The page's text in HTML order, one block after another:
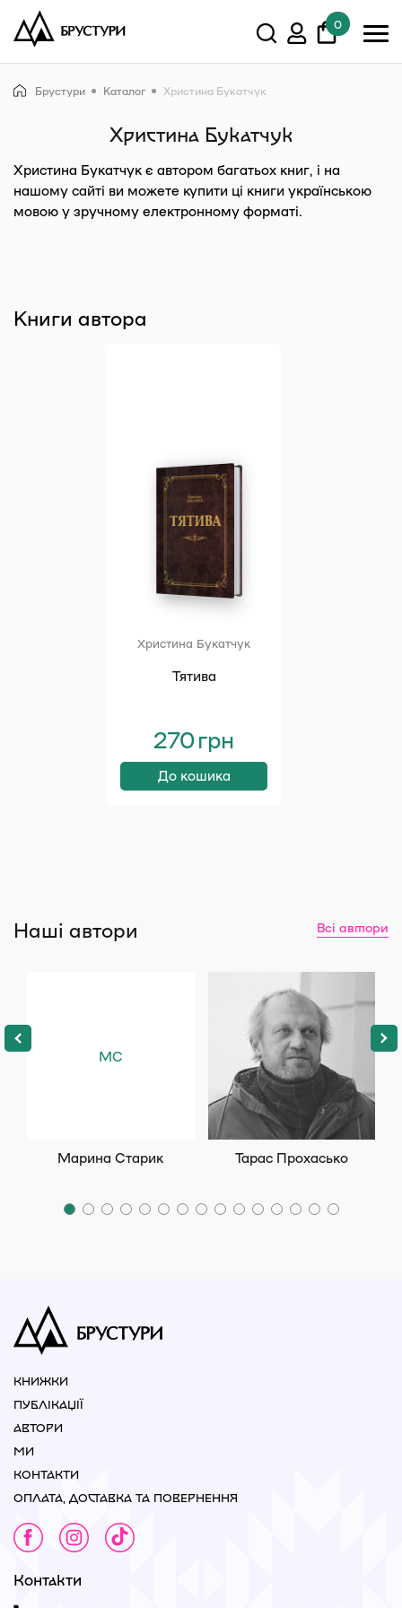
0
Брустури Каталог Христина Букатчук
Христина Букатчук
Христина Букатчук є автором багатьох книг, і на
нашому сайті ви можете купити ці книги українською
мовою у зручному електронному форматі.
Книги автора
Тятива
270грн
Христина Букатчук
До кошика
Наші автори Всі автори
МС
Марина Старик Тарас Прохасько
КНИЖКИ
ПУБЛІКАЦІЇ
АВТОРИ
МИ
КОНТАКТИ
ОПЛАТА, ДОСТАВКА ТА ПОВЕРНЕННЯ
Контакти